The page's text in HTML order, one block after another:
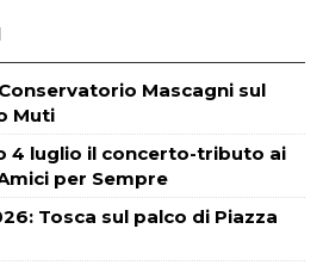
Mascagni sul
Muti
4 luglio il concerto-tributo ai
per Sempre
Tosca sul palco di Piazza